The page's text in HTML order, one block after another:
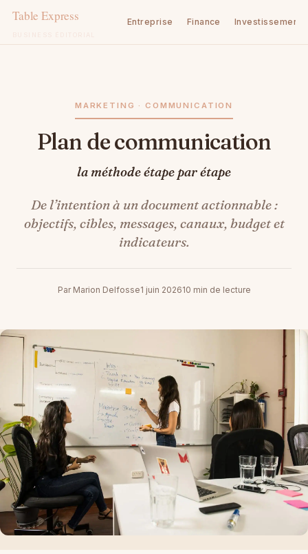
Entreprise Finance Investissement
MARKETING · COMMUNICATION
Plan de communication
la méthode étape par étape
De l’intention à un document actionnable :
objectifs, cibles, messages, canaux, budget et
indicateurs.
Par Marion Delfosse1 juin 202610 min de lecture